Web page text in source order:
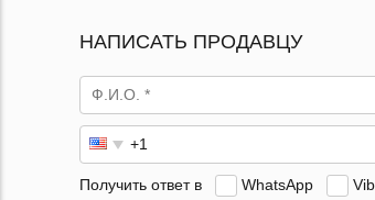
НАПИСАТЬ ПРОДАВЦУ
Получить ответ в WhatsApp